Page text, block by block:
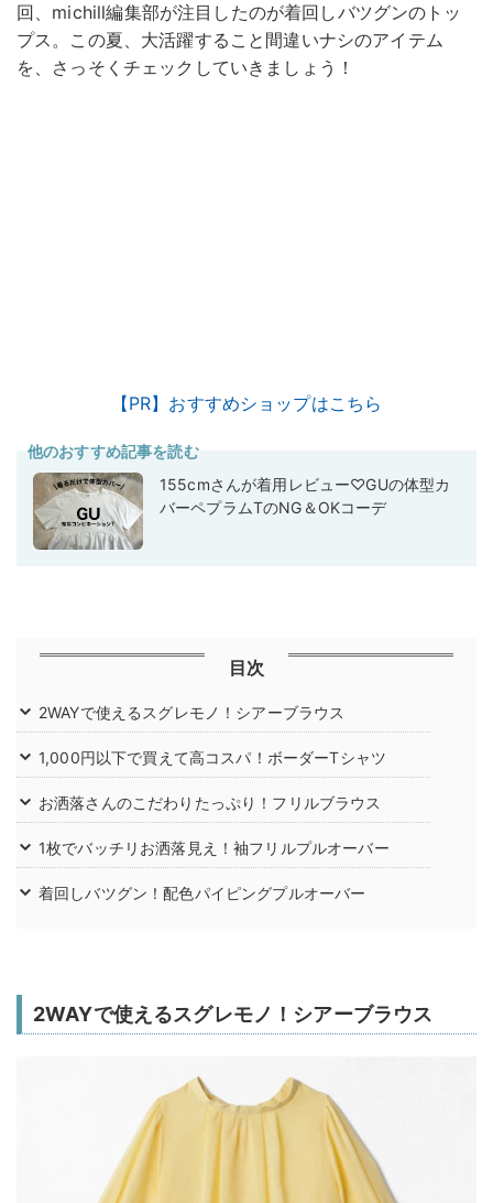
回、michill編集部が注目したのが着回しバツグンのトッ
プス。この夏、大活躍すること間違いナシのアイテム
を、さっそくチェックしていきましょう！
【PR】おすすめショップはこちら
他のおすすめ記事を読む
155cmさんが着用レビュー♡GUの体型カ
バーペプラムTのNG＆OKコーデ
目次
2WAYで使えるスグレモノ！シアーブラウス
1,000円以下で買えて高コスパ！ボーダーTシャツ
お洒落さんのこだわりたっぷり！フリルブラウス
1枚でバッチリお洒落見え！袖フリルプルオーバー
着回しバツグン！配色パイピングプルオーバー
2WAYで使えるスグレモノ！シアーブラウス